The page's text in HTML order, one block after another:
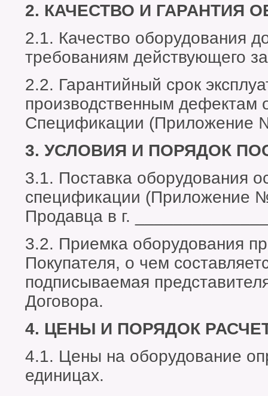
2. КАЧЕСТВО И ГАРАНТИЯ
2.1. Качество оборудования
требованиям действующего
2.2. Гарантийный срок
производственным дефектам
Спецификации (Приложение
3. УСЛОВИЯ И ПОРЯДОК
3.1. Поставка оборудования
спецификации (Приложение
Продавца в г.
3.2. Приемка оборудования
Покупателя, о чем
подписываемая
Договора.
4. ЦЕНЫ И ПОРЯДОК
4.1. Цены на оборудование
единицах.